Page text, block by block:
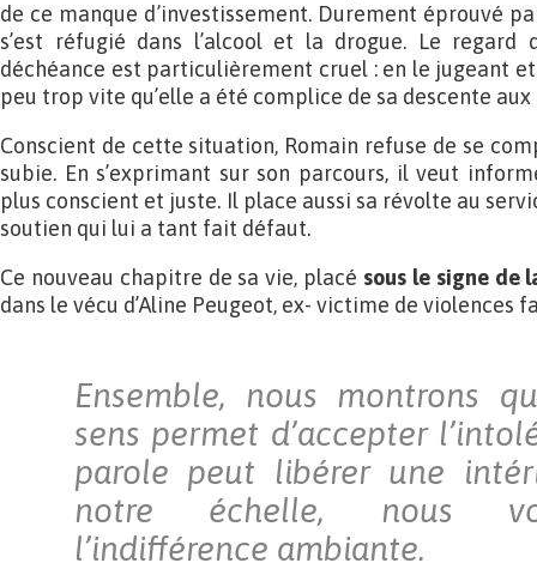
de ce manque d’investissement. Durement éprouvé
s’est réfugié dans l’alcool et la drogue. Le
déchéance est particulièrement cruel : en le jugeant
peu trop vite qu’elle a été complice de sa descente aux
Conscient de cette situation, Romain refuse de se
subie. En s’exprimant sur son parcours, il veut
plus conscient et juste. Il place aussi sa révolte au
soutien qui lui a tant fait défaut.
Ce nouveau chapitre de sa vie, placé sous le signe de
dans le vécu d’Aline Peugeot, ex- victime de violences
Ensemble, nous montrons
sens permet d’accepter
parole peut libérer une
notre échelle, nous
l’indifférence ambiante.